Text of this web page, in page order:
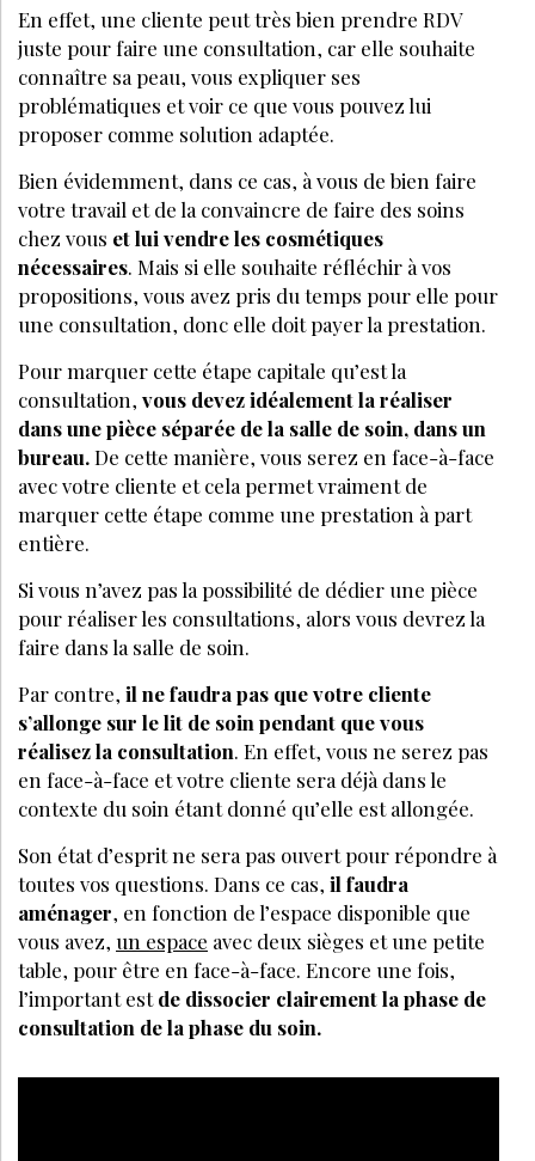
En effet, une cliente peut très bien prendre RDV
juste pour faire une consultation, car elle souhaite
connaître sa peau, vous expliquer ses
problématiques et voir ce que vous pouvez lui
proposer comme solution adaptée.
Bien évidemment, dans ce cas, à vous de bien faire
votre travail et de la convaincre de faire des soins
chez vous et lui vendre les cosmétiques
nécessaires. Mais si elle souhaite réfléchir à vos
propositions, vous avez pris du temps pour elle pour
une consultation, donc elle doit payer la prestation.
Pour marquer cette étape capitale qu’est la
consultation, vous devez idéalement la réaliser
dans une pièce séparée de la salle de soin, dans un
bureau.De cette manière, vous serez en face-à-face
avec votre cliente et cela permet vraiment de
marquer cette étape comme une prestation à part
entière.
Si vous n’avez pas la possibilité de dédier une pièce
pour réaliser les consultations, alors vous devrez la
faire dans la salle de soin.
Par contre, il ne faudra pas que votre cliente
s’allonge sur le lit de soin pendant que vous
réalisez la consultation. En effet, vous ne serez pas
en face-à-face et votre cliente sera déjà dans le
contexte du soin étant donné qu’elle est allongée.
Son état d’esprit ne sera pas ouvert pour répondre à
toutes vos questions. Dans ce cas, il faudra
aménager, en fonction de l’espace disponible que
vous avez, un espace avec deux sièges et une petite
table, pour être en face-à-face. Encore une fois,
l’important estde dissocier clairement la phase de
consultation de la phase du soin.